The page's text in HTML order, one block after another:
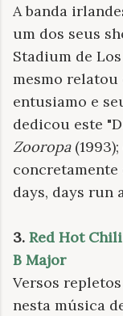
A banda
um dos seus
Stadium de
mesmo
entusiamo e
dedicou este
Zooropa
concretamente
days, days run
3. Red Hot
B Major
Versos
nesta música